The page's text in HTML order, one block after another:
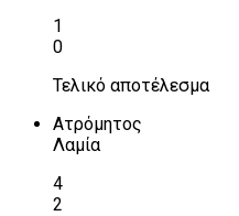
1
0
Τελικό αποτέλεσμα
Ατρόμητος
Λαμία
4
2